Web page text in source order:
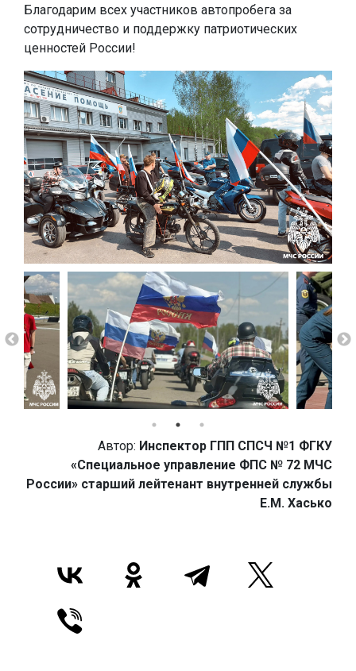
Благодарим всех участников автопробега за
сотрудничество и поддержку патриотических
ценностей России!
Автор: Инспектор ГПП СПСЧ №1 ФГКУ
«Специальное управление ФПС № 72 МЧС
России» старший лейтенант внутренней службы
Е.М. Хасько